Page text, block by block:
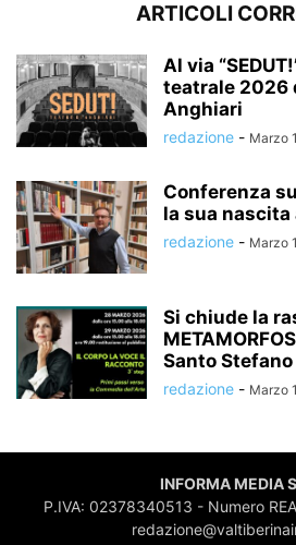
ARTICOLI
Al via
teatrale 2026
Anghiari
redazione - Marzo
Conferenza
la sua nascita
redazione - Marzo
Si chiude la
Santo Stefano
redazione - Marzo
INFORMA MEDIA
P.IVA: 02378340513 - Numero